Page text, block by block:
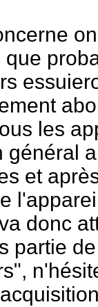
les
général
et
donc
partie